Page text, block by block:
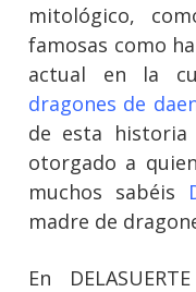
mitológico,
famosas como
actual en la
dragones de
de esta
otorgado a
muchos sabéis
madre de
En